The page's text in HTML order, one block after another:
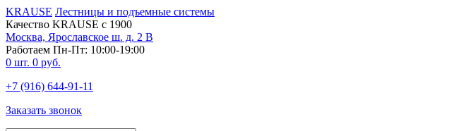
KRAUSE Лестницы и подъемные системы
Качество KRAUSE с 1900
Москва, Ярославское ш. д. 2 В
Работаем Пн-Пт: 10:00-19:00
0 шт. 0 руб.
+7 (916) 644-91-11
Заказать звонок